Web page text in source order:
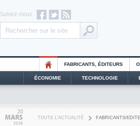
Suivez-nous
FABRICANTS, ÉDITEURS
ÉCONOMIE TECHNOLOGIE
20
MARS
2026
TOUTE L'ACTUALITÉ FABRICANTS/